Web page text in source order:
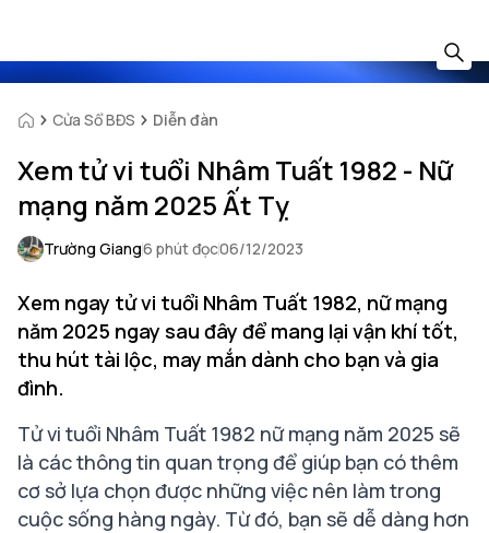
Cửa Sổ BĐS Diễn đàn
Xem tử vi tuổi Nhâm Tuất 1982 - Nữ
mạng năm 2025 Ất Tỵ
Trường Giang6 phút đọc06/12/2023
Xem ngay tử vi tuổi Nhâm Tuất 1982, nữ mạng
năm 2025 ngay sau đây để mang lại vận khí tốt,
thu hút tài lộc, may mắn dành cho bạn và gia
đình.
Tử vi tuổi Nhâm Tuất 1982 nữ mạng năm 2025 sẽ
là các thông tin quan trọng để giúp bạn có thêm
cơ sở lựa chọn được những việc nên làm trong
cuộc sống hàng ngày. Từ đó, bạn sẽ dễ dàng hơn